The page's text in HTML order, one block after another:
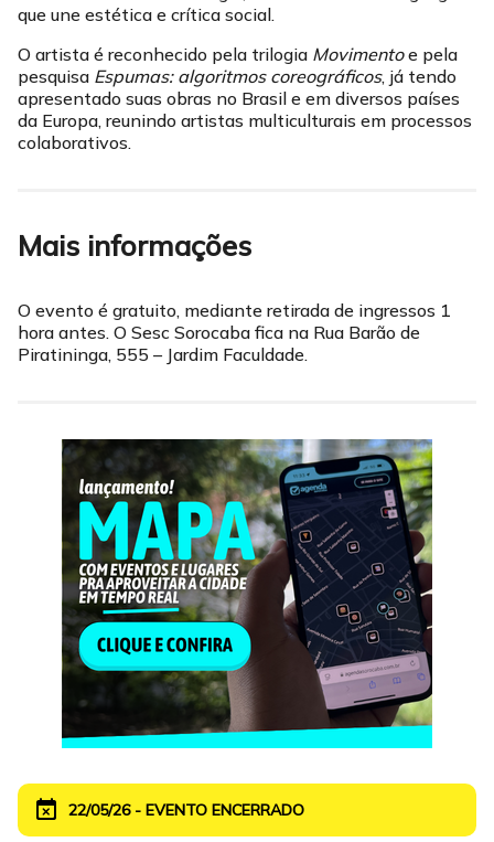
que une estética e crítica social.
O artista é reconhecido pela trilogia Movimentoe pela
pesquisa Espumas: algoritmos coreográficos, já tendo
apresentado suas obras no Brasil e em diversos países
da Europa, reunindo artistas multiculturais em processos
colaborativos.
Mais informações
O evento é gratuito, mediante retirada de ingressos 1
hora antes. O Sesc Sorocaba fica na Rua Barão de
Piratininga, 555 – Jardim Faculdade.
event_busy 22/05/26 - EVENTO ENCERRADO